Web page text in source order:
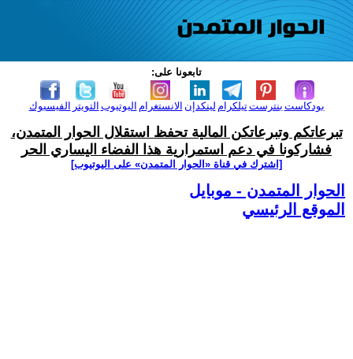
تابعونا على:
الفيسبوك التويتر اليوتيوب الانستغرام لينكدإن تيلكرامبنترست بودكاست
تبرعاتكم وتبرعاتكن المالية تحفظ استقلال الحوار المتمدن،
فشاركونا في دعم استمرارية هذا الفضاء اليساري الحر
[اشترك في قناة ‫«الحوار المتمدن» على اليوتيوب]
الحوار المتمدن - موبايل
الموقع الرئيسي